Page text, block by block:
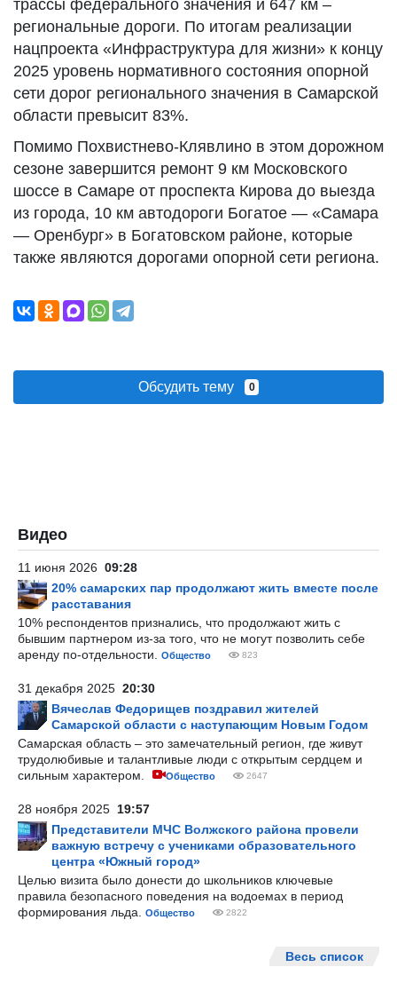
трассы федерального значения и 647 км –
региональные дороги. По итогам реализации
нацпроекта «Инфраструктура для жизни» к концу
2025 уровень нормативного состояния опорной
сети дорог регионального значения в Самарской
области превысит 83%.
Помимо Похвистнево-Клявлино в этом дорожном
сезоне завершится ремонт 9 км Московского
шоссе в Самаре от проспекта Кирова до выезда
из города, 10 км автодороги Богатое — «Самара
— Оренбург» в Богатовском районе, которые
также являются дорогами опорной сети региона.
Обсудить тему 0
Видео
11 июня 2026 09:28
20% самарских пар продолжают жить вместе после
расставания
10% респондентов признались, что продолжают жить с
бывшим партнером из-за того, что не могут позволить себе
аренду по-отдельности.
Общество 823
31 декабря 2025 20:30
Вячеслав Федорищев поздравил жителей
Самарской области с наступающим Новым Годом
Самарская область – это замечательный регион, где живут
трудолюбивые и талантливые люди с открытым сердцем и
сильным характером.
Общество 2647
28 ноября 2025 19:57
Представители МЧС Волжского района провели
важную встречу с учениками образовательного
центра «Южный город»
Целью визита было донести до школьников ключевые
правила безопасного поведения на водоемах в период
формирования льда.
Общество 2822
Весь список